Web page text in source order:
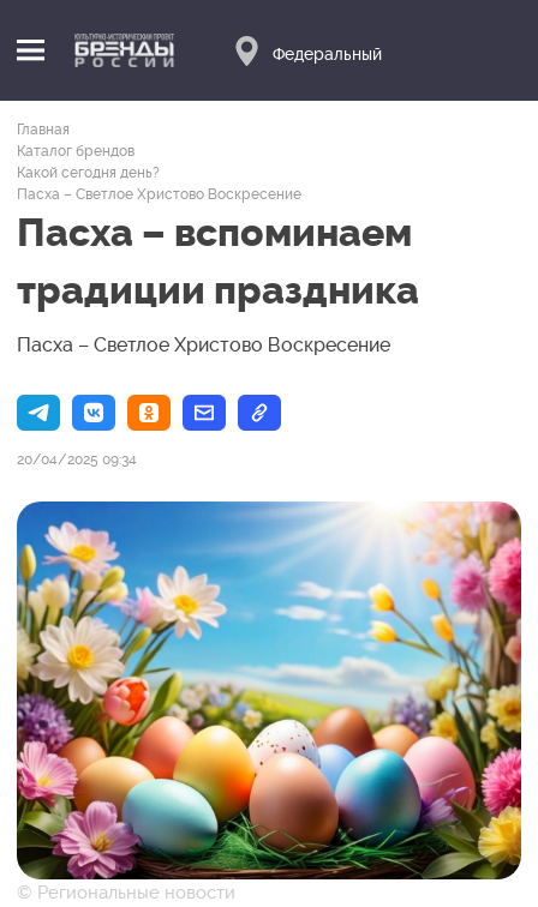
Федеральный
Главная
Каталог брендов
Какой сегодня день?
Пасха – Светлое Христово Воскресение
Пасха – вспоминаем
традиции праздника
Пасха – Светлое Христово Воскресение
20/04/2025 09:34
© Региональные новости